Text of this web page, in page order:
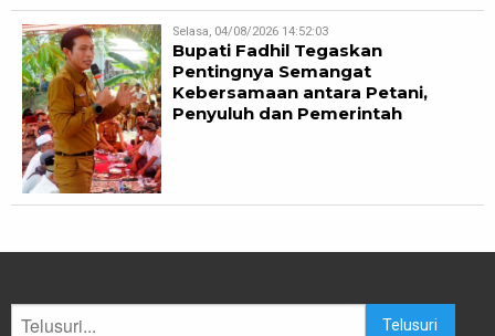
Selasa, 04/08/2026 14:52:03
Bupati Fadhil Tegaskan
Pentingnya Semangat
Kebersamaan antara Petani,
Penyuluh dan Pemerintah
Telusuri